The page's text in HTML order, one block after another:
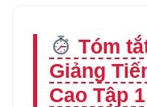
Tóm
Giảng
Cao Tập